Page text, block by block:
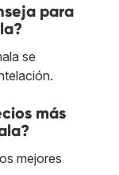
para
se
más
mejores